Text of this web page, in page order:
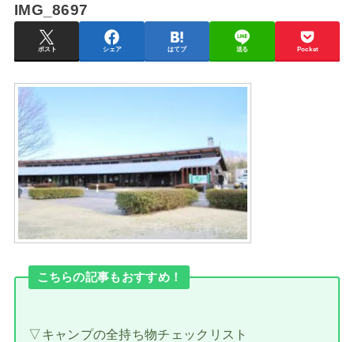
IMG_8697
ポスト シェア はてブ 送る Pocket
こちらの記事もおすすめ！
▽キャンプの全持ち物チェックリスト